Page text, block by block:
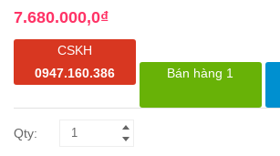
7.680.000,0₫
CSKH
0947.160.386
Bán hàng 1